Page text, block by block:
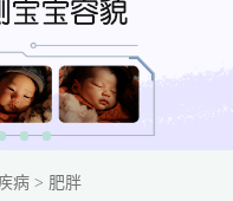
病> 肥胖